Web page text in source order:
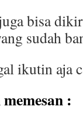
bisa
sudah
ikutin aja
: